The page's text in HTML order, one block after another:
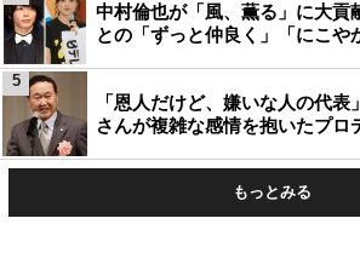
中村倫也が「風、薫る」に大
との「ずっと仲良く」「にこや
「恩人だけど、嫌いな人の代
さんが複雑な感情を抱いたプロ
5
もっとみる